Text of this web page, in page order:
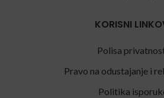
KORISNI
Polisa
Pravo na odustajanje i
Politika